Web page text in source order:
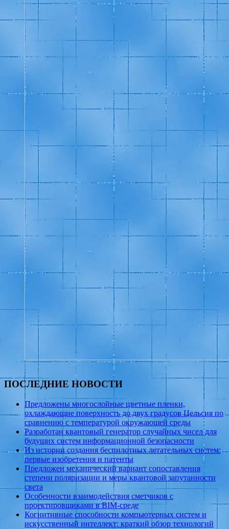
ПОСЛЕДНИЕ НОВОСТИ
Предложены многослойные цветные пленки,
охлаждающие поверхность до двух градусов Цельсия по
сравнению с температурой окружающей среды
Разработан квантовый генератор случайных чисел для
будущих систем информационной безопасности
Из истории создания беспилотных летательных систем:
первые изобретения и патенты
Предложен механический вариант сопоставления
степени поляризации и меры квантовой запутанности
света
Особенности взаимодействия сметчиков с
проектировщиками в BIM-среде
Когнитивные способности компьютерных систем и
искусственный интеллект: краткий обзор технологий